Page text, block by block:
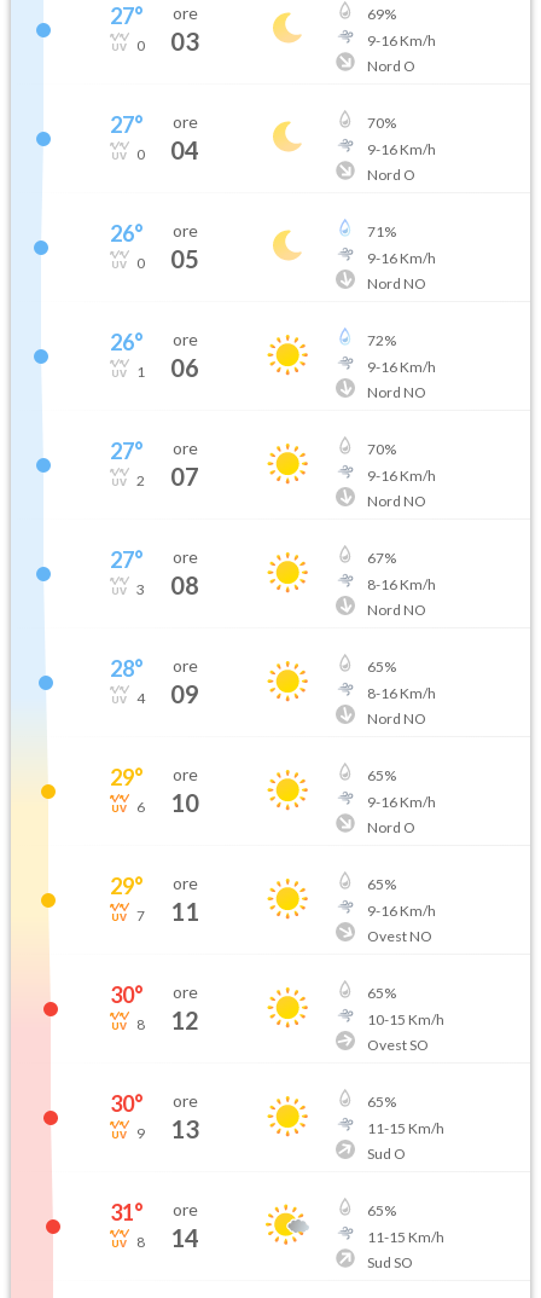
27°
0
ore
03
69%
9-16Km/h
Nord O
27°
0
ore
04
70%
9-16Km/h
Nord O
26°
0
ore
05
71%
9-16Km/h
Nord NO
26°
1
ore
06
72%
9-16Km/h
Nord NO
27°
2
ore
07
70%
9-16Km/h
Nord NO
27°
3
ore
08
67%
8-16Km/h
Nord NO
28°
4
ore
09
65%
8-16Km/h
Nord NO
29°
6
ore
10
65%
9-16Km/h
Nord O
29°
7
ore
11
65%
9-16Km/h
Ovest NO
30°
8
ore
12
65%
10-15 Km/h
Ovest SO
30°
9
ore
13
65%
11-15 Km/h
Sud O
31°
8
ore
14
65%
11-15 Km/h
Sud SO